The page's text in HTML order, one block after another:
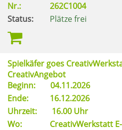
Nr.:
262C1004
Status:
Plätze frei
Spielkäfer goes
CreativAngebot
Beginn:
04.11.2026
Ende:
16.12.2026
Uhrzeit:
16.00 Uhr
Wo:
CreativWerkstatt